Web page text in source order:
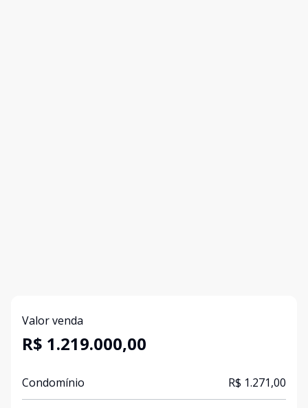
Valor venda
R$ 1.219.000,00
Condomínio R$ 1.271,00